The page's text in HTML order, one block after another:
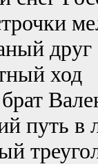
друг
ход
путь в